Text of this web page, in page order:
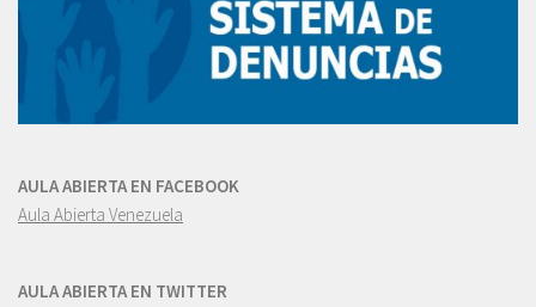
AULA ABIERTA EN FACEBOOK
Aula Abierta Venezuela
AULA ABIERTA EN TWITTER